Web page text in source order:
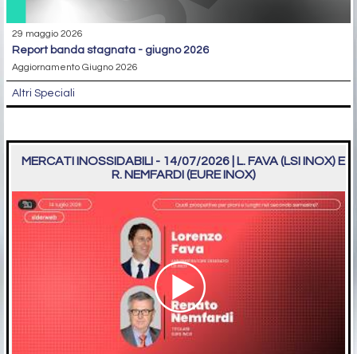
29 maggio 2026
report banda stagnata - giugno 2026
Aggiornamento Giugno 2026
Altri Speciali
MERCATI INOSSIDABILI - 14/07/2026 | L. FAVA (LSI INOX) E
R. NEMFARDI (EURE INOX)